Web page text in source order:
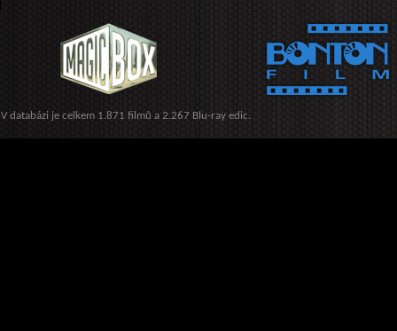
V databázi je celkem 1.871 filmů a 2.267 Blu-ray edic.